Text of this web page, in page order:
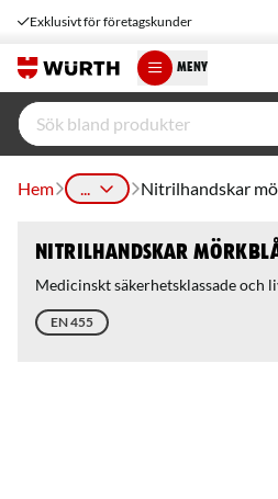
Exklusivt för företagskunder
MENY
Hem ... Nitrilhandskar
Nitrilhandskar
Medicinskt säkerhetsklassade och
EN 455